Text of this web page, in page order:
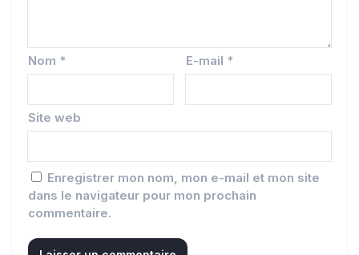
Nom * E-mail *
Site web
Enregistrer mon nom, mon e-mail et mon site
dans le navigateur pour mon prochain
commentaire.